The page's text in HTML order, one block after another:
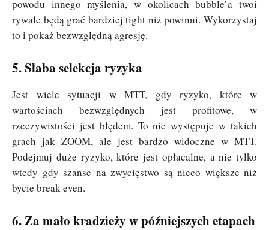
powodu innego myślenia, w okolicach bubble’a twoi
rywale będą grać bardziej tight niż powinni. Wykorzystaj
to i pokaż bezwzględną agresję.
5. Słaba selekcja ryzyka
Jest wiele sytuacji w MTT, gdy ryzyko, które w
wartościach bezwzględnych jest profitowe, w
rzeczywistości jest błędem. To nie występuje w takich
grach jak ZOOM, ale jest bardzo widoczne w MTT.
Podejmuj duże ryzyko, które jest opłacalne, a nie tylko
wtedy gdy szanse na zwycięstwo są nieco większe niż
bycie break even.
6. Za mało kradzieży w późniejszych etapach